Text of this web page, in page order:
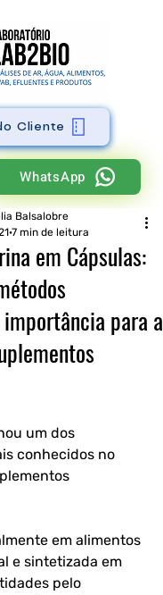
WhatsApp
Cliente
em Cápsulas:
para a
Balsalobre
7 min de leitura
um dos
conhecidos no
em alimentos
e sintetizada em
pelo